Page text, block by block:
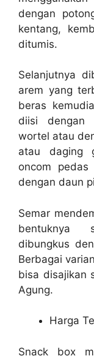
dengan
kentang,
ditumis.
Selanjutnya
arem yang
beras
diisi dengan
wortel atau
atau daging
oncom
dengan daun
Semar
bentuknya
dibungkus
Berbagai
bisa disajikan
Agung.
Harga
Snack box